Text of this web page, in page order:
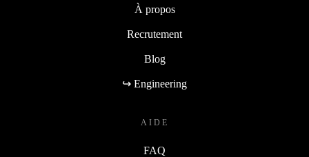
À propos
Recrutement
Blog
↪ Engineering
AIDE
FAQ